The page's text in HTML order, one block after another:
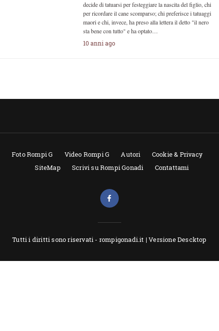
decide di tatuarsi per festeggiare la nascita del figlio, chi
per ricordare il cane scomparso; chi preferisce i tatuaggi
maori e chi, invece, ha preso alla lettera il detto "il nero
sta bene con tutto" e ha optato…
10 anni ago
Foto Rompi G Video Rompi G Autori
Cookie & Privacy
SiteMap
Scrivi su Rompi Gonadi Contattami
Tutti i diritti sono riservati - rompigonadi.it |Versione Descktop